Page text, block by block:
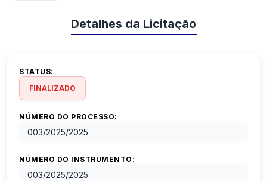
Detalhes da Licitação
STATUS:
FINALIZADO
NÚMERO DO PROCESSO:
003/2025/2025
NÚMERO DO INSTRUMENTO:
003/2025/2025